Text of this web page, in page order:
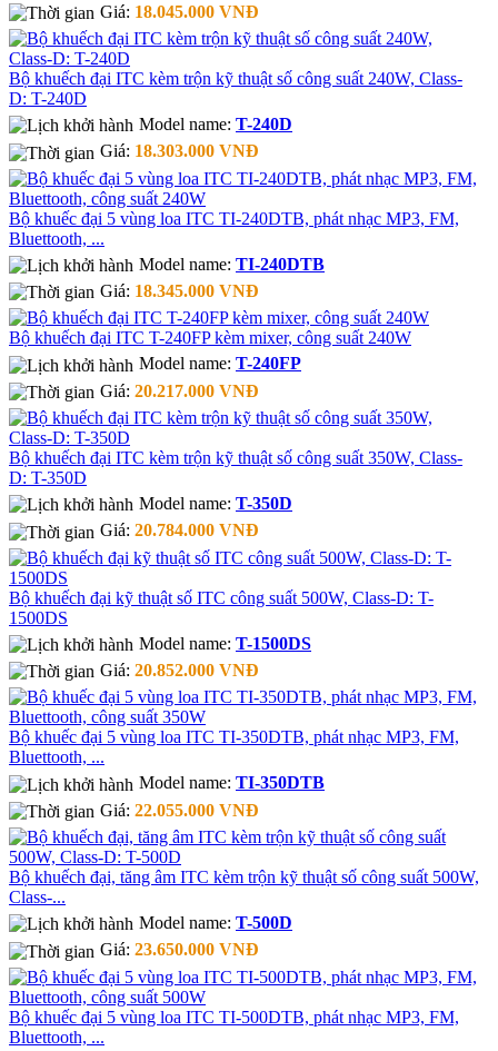
Giá: 18.045.000 VNĐ
Bộ khuếch đại ITC kèm trộn kỹ thuật số công suất 240W, Class-
D: T-240D
Model name: T-240D
Giá: 18.303.000 VNĐ
Bộ khuếc đại 5 vùng loa ITC TI-240DTB, phát nhạc MP3, FM,
Bluettooth, ...
Model name: TI-240DTB
Giá: 18.345.000 VNĐ
Bộ khuếch đại ITC T-240FP kèm mixer, công suất 240W
Model name: T-240FP
Giá: 20.217.000 VNĐ
Bộ khuếch đại ITC kèm trộn kỹ thuật số công suất 350W, Class-
D: T-350D
Model name: T-350D
Giá: 20.784.000 VNĐ
Bộ khuếch đại kỹ thuật số ITC công suất 500W, Class-D: T-
1500DS
Model name: T-1500DS
Giá: 20.852.000 VNĐ
Bộ khuếc đại 5 vùng loa ITC TI-350DTB, phát nhạc MP3, FM,
Bluettooth, ...
Model name: TI-350DTB
Giá: 22.055.000 VNĐ
Bộ khuếch đại, tăng âm ITC kèm trộn kỹ thuật số công suất 500W,
Class-...
Model name: T-500D
Giá: 23.650.000 VNĐ
Bộ khuếc đại 5 vùng loa ITC TI-500DTB, phát nhạc MP3, FM,
Bluettooth, ...